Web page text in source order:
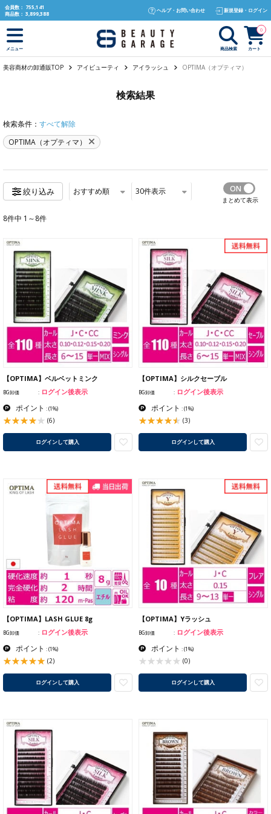
text.skipToContent
text.skipToNavigation
会員数： 755,141
商品数： 3,899,388
ヘルプ・お問い合わせ 新規登録・ログイン
メニュー 商品検索 カート
0
美容商材の卸通販TOP アイビューティ アイラッシュ OPTIMA（オプティマ）
検索結果
検索条件： すべて解除
OPTIMA（オプティマ）
絞り込み おすすめ順 30件表示
まとめて表示
8件中 1～8件
【OPTIMA】ベルベットミンク
BG卸価 ログイン後表示
ポイント :(1%)
(6)
ログインして購入
【OPTIMA】シルクセーブル
BG卸価 ログイン後表示
ポイント :(1%)
(3)
ログインして購入
【OPTIMA】LASH GLUE 8g
BG卸価 ログイン後表示
ポイント :(1%)
(2)
ログインして購入
【OPTIMA】Yラッシュ
BG卸価 ログイン後表示
ポイント :(1%)
(0)
ログインして購入